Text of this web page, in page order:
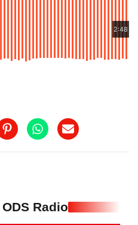
2:48
Radio